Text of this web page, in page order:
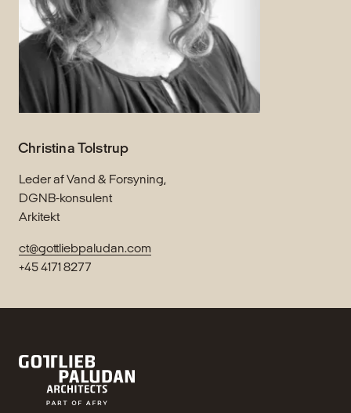
Christina Tolstrup
Leder af Vand & Forsyning,
DGNB-konsulent
Arkitekt
ct@gottliebpaludan.com
+45 4171 8277